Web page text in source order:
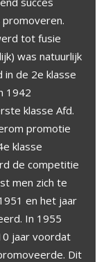
tot fusie
was natuurlijk
de 2e klasse
1942
klasse Afd.
promotie
klasse
de competitie
men zich te
en het jaar
In 1955
jaar voordat
Dit